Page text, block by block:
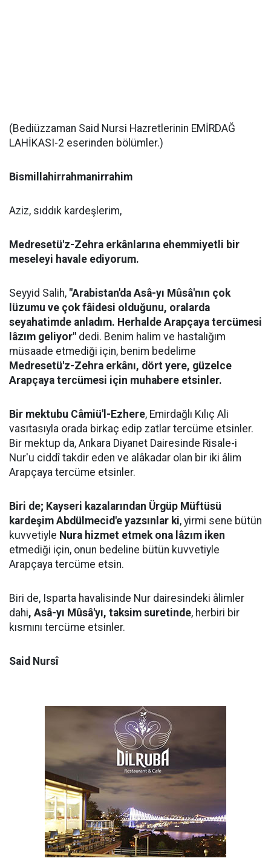
(Bediüzzaman Said Nursi Hazretlerinin EMİRDAĞ
LAHİKASI-2 eserinden bölümler.)
Bismillahirrahmanirrahim
Aziz, sıddık kardeşlerim,
Medresetü'z-Zehra erkânlarına ehemmiyetli bir
meseleyi havale ediyorum.
Seyyid Salih, "Arabistan'da Asâ-yı Mûsâ'nın çok
lüzumu ve çok fâidesi olduğunu, oralarda
seyahatimde anladım. Herhalde Arapçaya tercümesi
lâzım geliyor" dedi. Benim halim ve hastalığım
müsaade etmediği için, benim bedelime
Medresetü'z-Zehra erkânı, dört yere, güzelce
Arapçaya tercümesi için muhabere etsinler.
Bir mektubu Câmiü'l-Ezhere, Emirdağlı Kılıç Ali
vasıtasıyla orada birkaç edip zatlar tercüme etsinler.
Bir mektup da, Ankara Diyanet Dairesinde Risale-i
Nur'u ciddî takdir eden ve alâkadar olan bir iki âlim
Arapçaya tercüme etsinler.
Biri de; Kayseri kazalarından Ürgüp Müftüsü
kardeşim Abdülmecid'e yazsınlar ki, yirmi sene bütün
kuvvetiyle Nura hizmet etmek ona lâzım iken
etmediği için, onun bedeline bütün kuvvetiyle
Arapçaya tercüme etsin.
Biri de, Isparta havalisinde Nur dairesindeki âlimler
dahi, Asâ-yı Mûsâ'yı, taksim suretinde, herbiri bir
kısmını tercüme etsinler.
Said Nursî